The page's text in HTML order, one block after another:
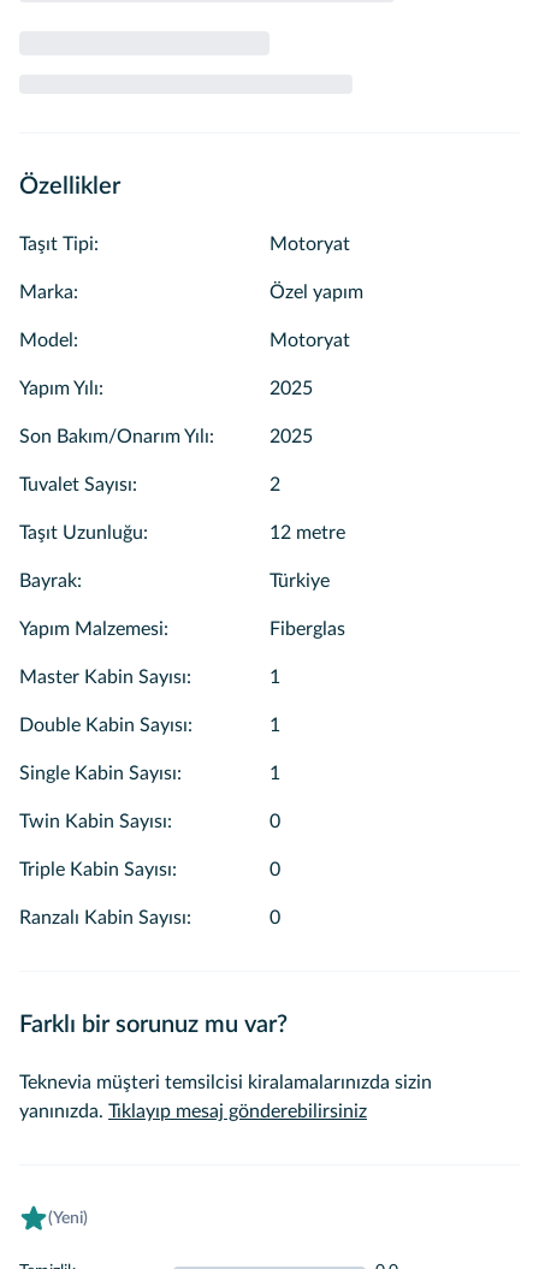
Özellikler
Taşıt Tipi: Motoryat
Marka: Özel yapım
Model : Motoryat
Yapım Yılı: 2025
Son Bakım/Onarım Yılı: 2025
Tuvalet Sayısı: 2
Taşıt Uzunluğu: 12 metre
Bayrak: Türkiye
Yapım Malzemesi: Fiberglas
Master Kabin Sayısı: 1
Double Kabin Sayısı: 1
Single Kabin Sayısı: 1
Twin Kabin Sayısı: 0
Triple Kabin Sayısı: 0
Ranzalı Kabin Sayısı: 0
Farklı bir sorunuz mu var?
Teknevia müşteri temsilcisi kiralamalarınızda sizin
yanınızda. Tıklayıp mesaj gönderebilirsiniz
(Yeni)